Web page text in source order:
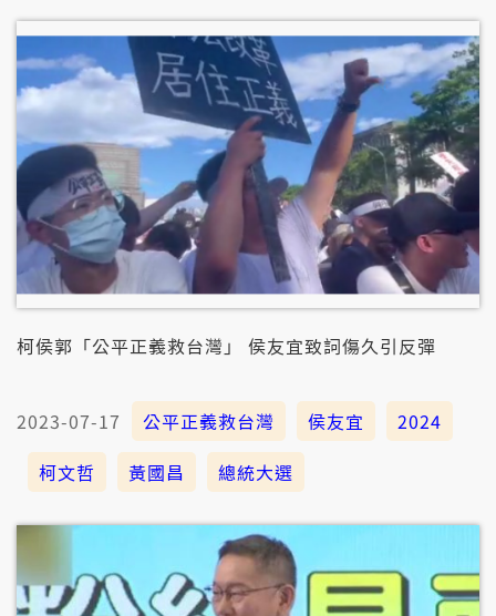
柯侯郭「公平正義救台灣」 侯友宜致詞傷久引反彈
2023-07-17 公平正義救台灣 侯友宜
2024
柯文哲
黃國昌 總統大選